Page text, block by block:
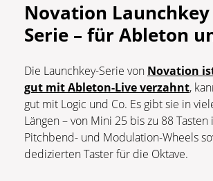
Novation Launchkey
Serie – für Ableton
Die Launchkey-Serie von Novation
gut mit Ableton-Live verzahnt,
gut mit Logic und Co. Es gibt sie in
Längen – von Mini 25 bis zu 88 Tasten
Pitchbend- und Modulation-Wheels
dedizierten Taster für die Oktave.